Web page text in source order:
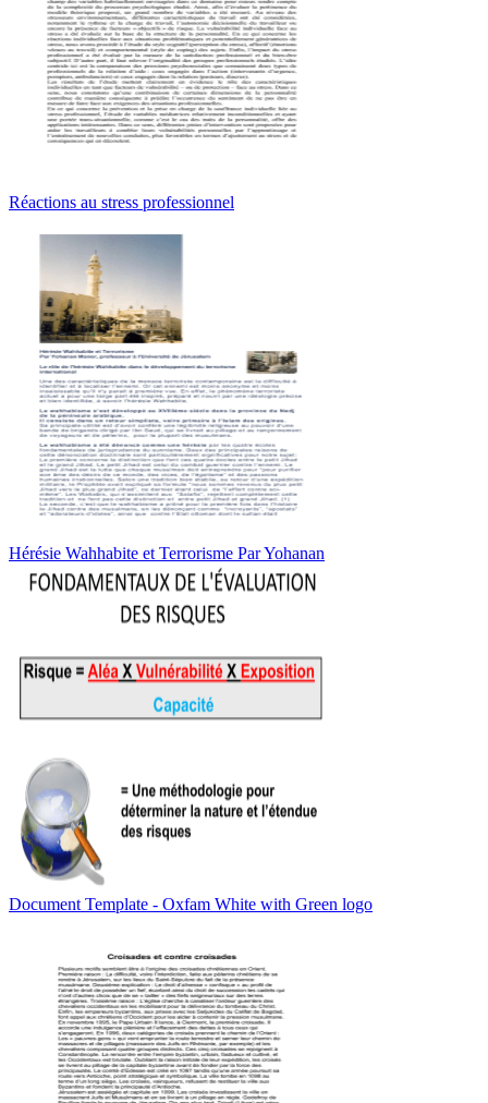
Réactions au stress professionnel
Hérésie Wahhabite et Terrorisme Par Yohanan
Document Template - Oxfam White with Green logo